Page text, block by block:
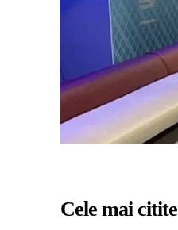
Cele mai citite